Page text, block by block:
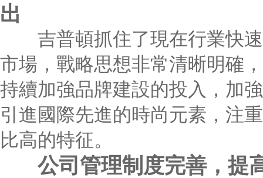
出
吉普頓抓住了現在行業快速
市場，戰略思想非常清晰明確
持續加強品牌建設的投入，加
引進國際先進的時尚元素，注
比高的特征。
公司管理制度完善，提